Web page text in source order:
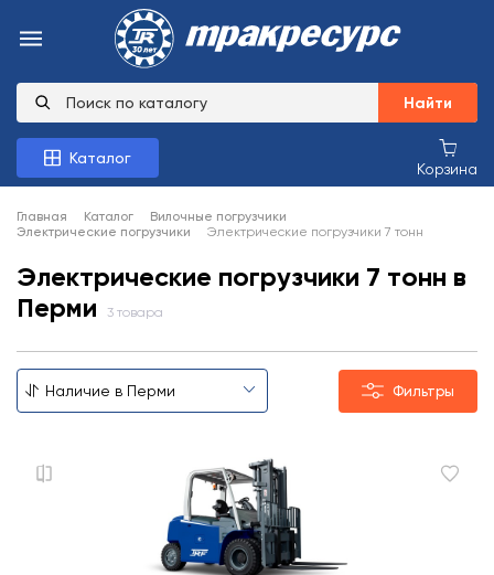
Найти
Каталог
Корзина
Главная Каталог
Вилочные погрузчики
Электрические погрузчики
Электрические погрузчики 7 тонн
Электрические погрузчики 7 тонн в
Перми
3 товара
Фильтры